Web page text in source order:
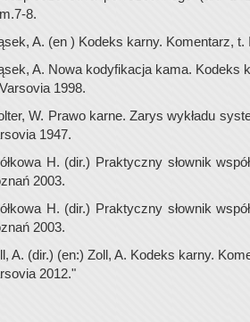
8.
A. (en ) Kodeks karny. Komentarz, t.
A. Nowa kodyfikacja kama. Kodeks
1998.
W. Prawo karne. Zarys wykładu
1947.
H. (dir.) Praktyczny słownik
2003.
H. (dir.) Praktyczny słownik
2003.
A. (dir.) (en:) Zoll, A. Kodeks karny.
2012."